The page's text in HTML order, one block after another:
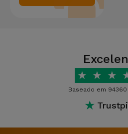
★ ★ ★
Baseado em
★